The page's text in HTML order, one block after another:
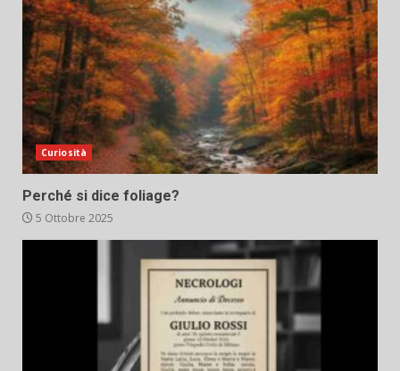
Curiosità
Perché si dice foliage?
5 Ottobre 2025